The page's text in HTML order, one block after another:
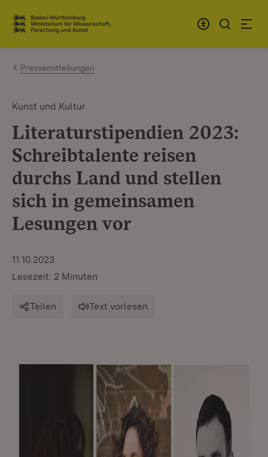
Zum Inhalt springen
Link zur Startseite
Pressemitteilungen
Kunst und Kultur
Literaturstipendien 2023:
Schreibtalente reisen
durchs Land und stellen
sich in gemeinsamen
Lesungen vor
11.10.2023
Lesezeit: 2 Minuten
Teilen Text vorlesen